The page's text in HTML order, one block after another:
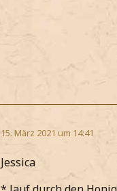
15. März 2021 um 14:41
Jessica